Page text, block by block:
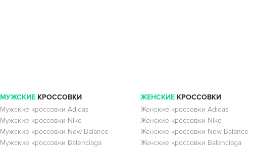
МУЖСКИЕКРОССОВКИ
Мужские кроссовки Adidas
Мужские кроссовки Nike
Мужские кроссовки New Balance
Мужские кроссовки Balenciaga
ЖЕНСКИЕКРОССОВКИ
Женские кроссовки Adidas
Женские кроссовки Nike
Женские кроссовки New Balance
Женские кроссовки Balenciaga